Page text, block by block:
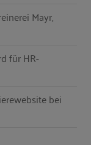
Mayr,
für HR-
bei